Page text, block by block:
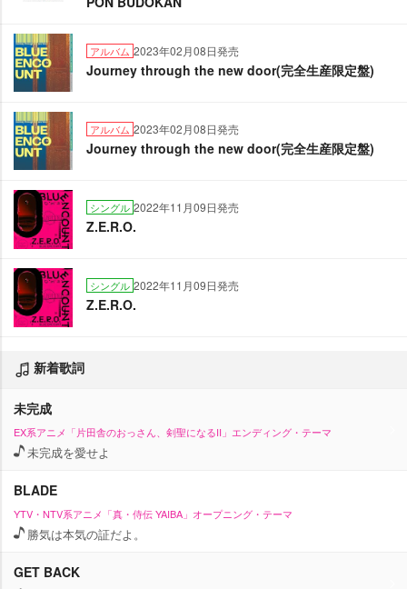
アルバム 2023年02月08日発売
Journey through the new door(完全生産限定盤)
アルバム 2023年02月08日発売
Journey through the new door(完全生産限定盤)
シングル 2022年11月09日発売
Z.E.R.O.
シングル 2022年11月09日発売
Z.E.R.O.
新着歌詞
未完成
EX系アニメ「片田舎のおっさん、剣聖になるII」エンディング・テーマ
未完成を愛せよ
BLADE
YTV・NTV系アニメ「真・侍伝 YAIBA」オープニング・テーマ
勝気は本気の証だよ。
GET BACK